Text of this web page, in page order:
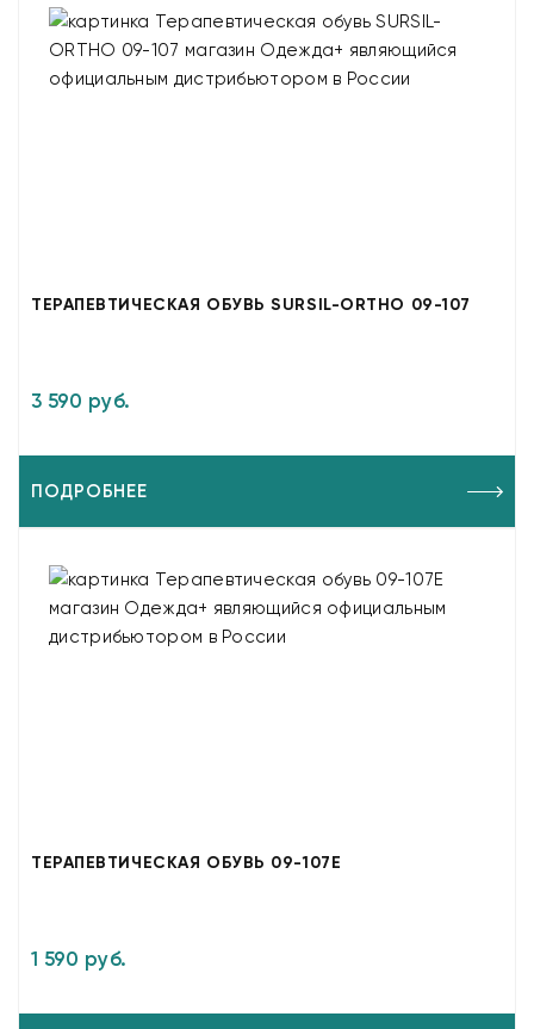
ТЕРАПЕВТИЧЕСКАЯ ОБУВЬ SURSIL-ORTHO 09-107
3 590 руб.
ПОДРОБНЕЕ
ТЕРАПЕВТИЧЕСКАЯ ОБУВЬ 09-107E
1 590 руб.